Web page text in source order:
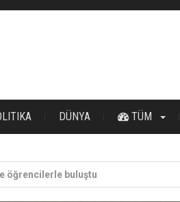
DÜNYA TÜM
öğrencilerle buluştu